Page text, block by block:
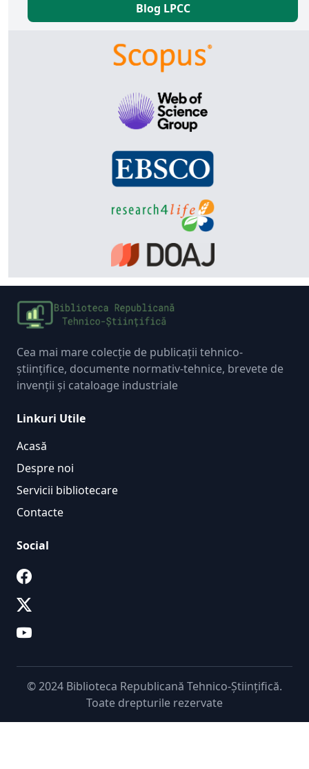
Blog LPCC
Cea mai mare colecție de publicații tehnico-
științifice, documente normativ-tehnice, brevete de
invenții și cataloage industriale
Linkuri Utile
Acasă
Despre noi
Servicii bibliotecare
Contacte
Social
© 2024 Biblioteca Republicană Tehnico-Științifică.
Toate drepturile rezervate